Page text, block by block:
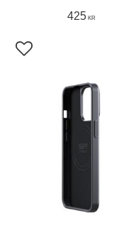
425KR
Lägg till i favoriter